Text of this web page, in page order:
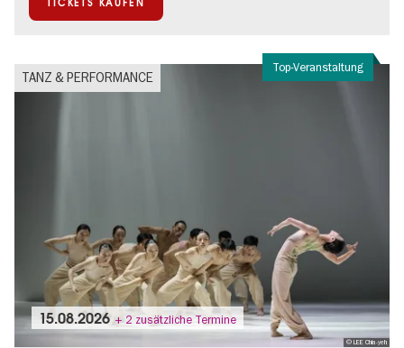
Top-Veranstaltung
TANZ & PERFORMANCE
© LEE Chia-yeh
15.08.2026 + 2 zusätzliche Termine